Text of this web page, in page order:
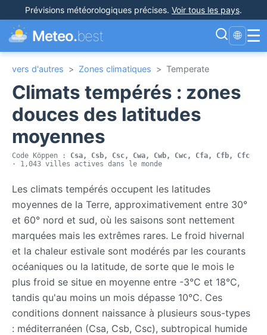
Prévisions météorologiques précises. Voir tous les pays.
Meteo.best 🌐 ☰
vers d'autres > Zones climatiques > Temperate
Climats tempérés : zones
douces des latitudes
moyennes
Code Köppen : Csa, Csb, Csc, Cwa, Cwb, Cwc, Cfa, Cfb, Cfc
· 1,043 villes actives dans le monde
Les climats tempérés occupent les latitudes
moyennes de la Terre, approximativement entre 30°
et 60° nord et sud, où les saisons sont nettement
marquées mais les extrêmes rares. Le froid hivernal
et la chaleur estivale sont modérés par les courants
océaniques ou la latitude, de sorte que le mois le
plus froid se situe en moyenne entre -3°C et 18°C,
tandis qu'au moins un mois dépasse 10°C. Ces
conditions donnent naissance à plusieurs sous-types
: méditerranéen (Csa, Csb, Csc), subtropical humide